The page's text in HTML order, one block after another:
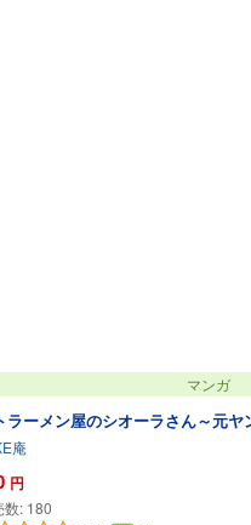
マンガ
ラーメン屋のシオーラさん～元
庵
円
数: 180